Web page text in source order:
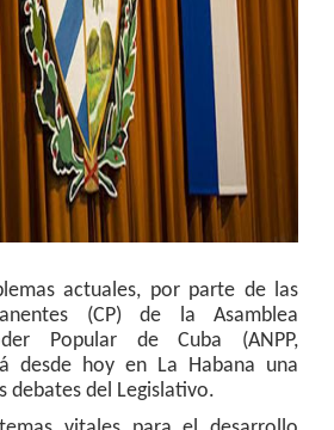
actuales, por parte de las
(CP) de la Asamblea
Popular de Cuba (ANPP,
desde hoy en La Habana una
debates del Legislativo.